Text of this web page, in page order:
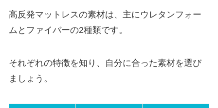
高反発マットレスの素材は、主にウレタンフォー
ムとファイバーの2種類です。
それぞれの特徴を知り、自分に合った素材を選び
ましょう。